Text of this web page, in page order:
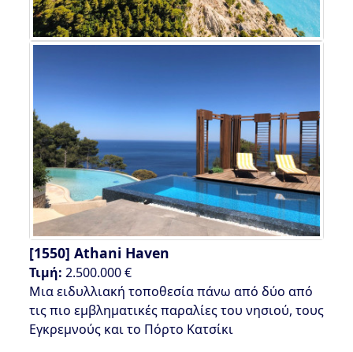
[1550] Athani Haven
Τιμή: 2.500.000 €
Μια ειδυλλιακή τοποθεσία πάνω από δύο από
τις πιο εμβληματικές παραλίες του νησιού, τους
Εγκρεμνούς και το Πόρτο Κατσίκι